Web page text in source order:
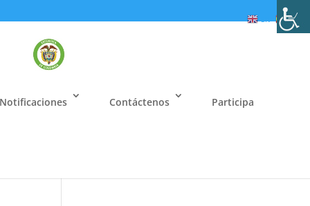
Notificaciones Contáctenos Participa
ES